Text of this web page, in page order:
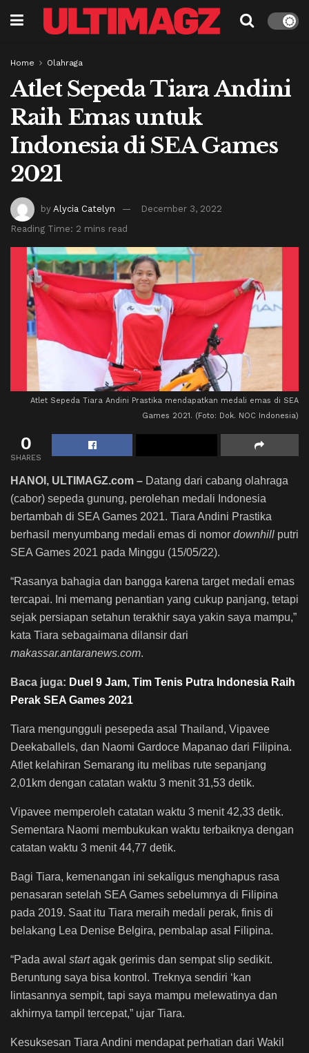
Home Olahraga
Atlet Sepeda Tiara Andini
Raih Emas untuk
Indonesia di SEA Games
2021
by Alycia Catelyn
December 3, 2022
Reading Time: 2 mins read
Atlet Sepeda Tiara Andini Prastika mendapatkan medali emas di SEA
Games 2021. (Foto: Dok. NOC Indonesia)
0
SHARES
HANOI, ULTIMAGZ.com – Datang dari cabang olahraga
(cabor) sepeda gunung, perolehan medali Indonesia
bertambah di SEA Games 2021. Tiara Andini Prastika
berhasil menyumbang medali emas di nomor downhill putri
SEA Games 2021 pada Minggu (15/05/22).
“Rasanya bahagia dan bangga karena target medali emas
tercapai. Ini memang penantian yang cukup panjang, tetapi
sejak persiapan setahun terakhir saya yakin saya mampu,”
kata Tiara sebagaimana dilansir dari
makassar.antaranews.com.
Baca juga: Duel 9 Jam, Tim Tenis Putra Indonesia Raih
Perak SEA Games 2021
Tiara mengungguli pesepeda asal Thailand, Vipavee
Deekaballels, dan Naomi Gardoce Mapanao dari Filipina.
Atlet kelahiran Semarang itu melibas rute sepanjang
2,01km dengan catatan waktu 3 menit 31,53 detik.
Vipavee memperoleh catatan waktu 3 menit 42,33 detik.
Sementara Naomi membukukan waktu terbaiknya dengan
catatan waktu 3 menit 44,77 detik.
Bagi Tiara, kemenangan ini sekaligus menghapus rasa
penasaran setelah SEA Games sebelumnya di Filipina
pada 2019. Saat itu Tiara meraih medali perak, finis di
belakang Lea Denise Belgira, pembalap asal Filipina.
“Pada awal startagak gerimis dan sempat slip sedikit.
Beruntung saya bisa kontrol. Treknya sendiri ‘kan
lintasannya sempit, tapi saya mampu melewatinya dan
akhirnya tampil tercepat,” ujar Tiara.
Kesuksesan Tiara Andini mendapat perhatian dari Wakil